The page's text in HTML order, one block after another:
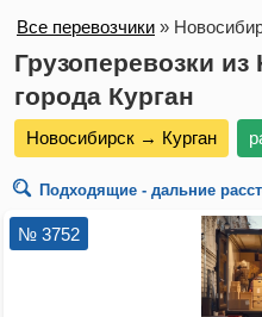
Все перевозчики »
Грузоперевозки
города Курган
Новосибирск → Курган
Подходящие - дальние
№ 3752